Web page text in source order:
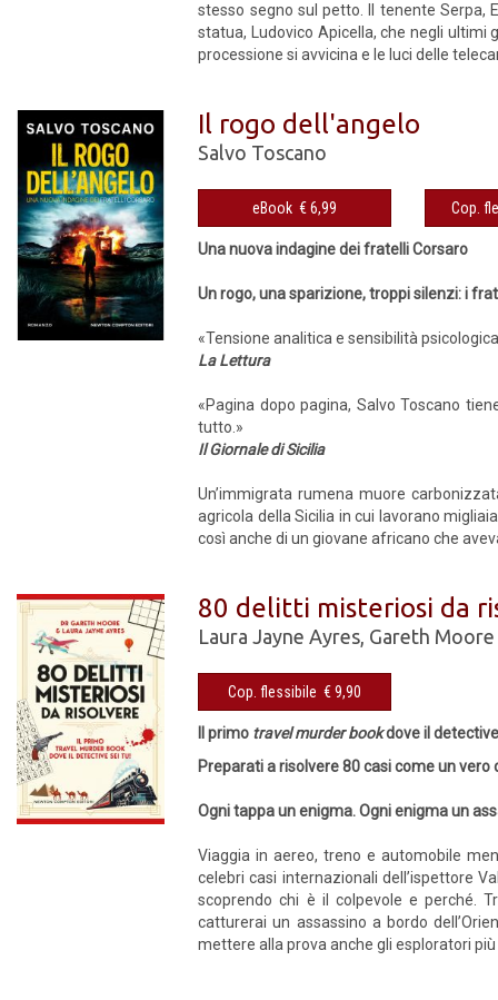
stesso segno sul petto. Il tenente Serpa,
statua, Ludovico Apicella, che negli
processione si avvicina e le luci delle
Il rogo dell'angelo
Salvo Toscano
eBook € 6,99
Una nuova indagine dei fratelli Corsaro
Un rogo, una sparizione, troppi silenzi: i
«Tensione analitica e sensibilità
La Lettura
«Pagina dopo pagina, Salvo Toscano
tutto.»
Il Giornale di Sicilia
Un’immigrata rumena muore
agricola della Sicilia in cui lavorano
così anche di un giovane africano che
80 delitti misteriosi da
Laura Jayne Ayres, Gareth Moore
Cop. flessibile € 9,90
Il primo travel murder bookdove il
Preparati a risolvere 80 casi come un vero
Ogni tappa un enigma. Ogni enigma un
Viaggia in aereo, treno e automobile
celebri casi internazionali dell’ispettore
scoprendo chi è il colpevole e perché.
catturerai un assassino a bordo
mettere alla prova anche gli esploratori